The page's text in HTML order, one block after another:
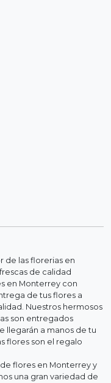
de las florerias en
de calidad
en Monterrey con
de tus flores a
Nuestros hermosos
son entregados
llegarán a manos de tu
flores son el regalo
flores en Monterrey y
una gran variedad de